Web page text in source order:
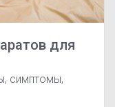
для
симптомы,